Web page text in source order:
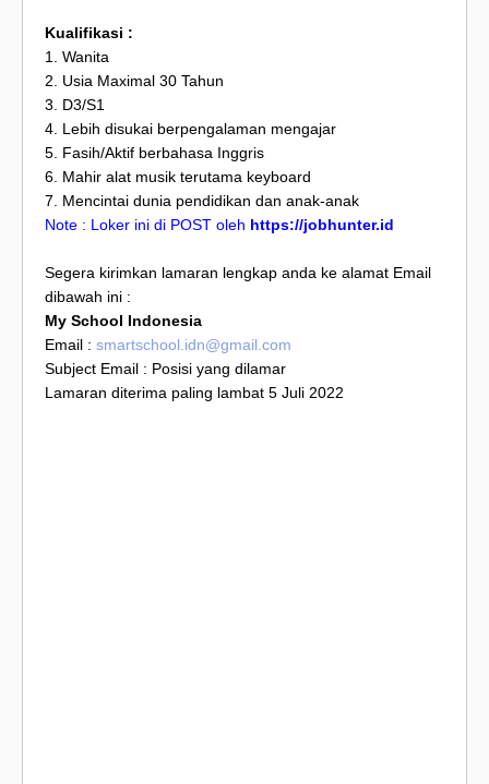
Kualifikasi :
1. Wanita
2. Usia Maximal 30 Tahun
3. D3/S1
4. Lebih disukai berpengalaman mengajar
5. Fasih/Aktif berbahasa Inggris
6. Mahir alat musik terutama keyboard
7. Mencintai dunia pendidikan dan anak-anak
Note : Loker ini di POST oleh https://jobhunter.id
Segera kirimkan lamaran lengkap anda ke alamat Email
dibawah ini :
My School Indonesia
Email : smartschool.idn@gmail.com
Subject Email : Posisi yang dilamar
Lamaran diterima paling lambat 5 Juli 2022